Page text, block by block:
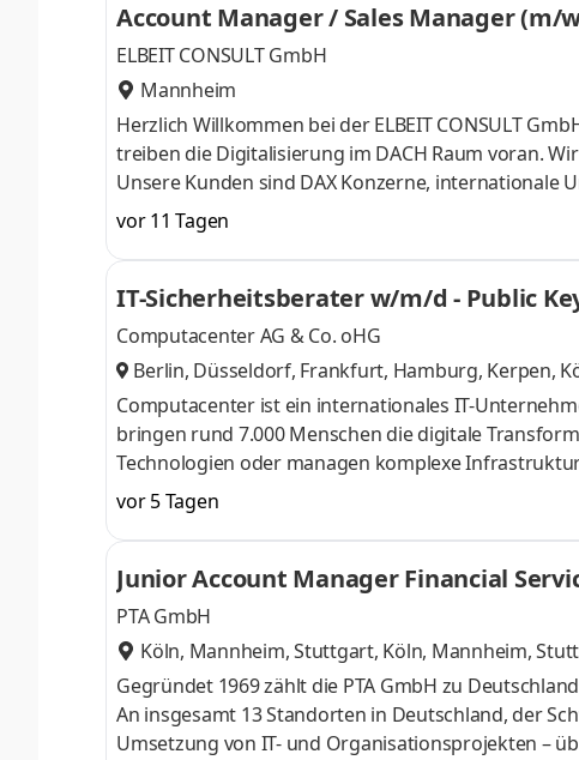
Account Manager / Sales Manager (m/
ELBEIT CONSULT GmbH
Mannheim
Herzlich Willkommen bei der ELBEIT CONSULT
treiben die Digitalisierung im DACH Raum voran.
Unsere Kunden sind DAX Konzerne,
mittelständische Unternehmen. Innerhalb von 8 (!)
Projektstellen. Als Team. Mit Sympathie. Unsere
unterstützen, ihre Digitalisierungsstrategie zu
Digitalisierung? Dann werde Teil v
vor 11 Tagen
IT-Sicherheitsberater w/m/d - Public
Computacenter AG & Co. oHG
Berlin, Düsseldorf, Frankfurt, Hamburg, Kerpen,
en, München, Nürnberg, Stuttgart,
Computacenter ist ein internationales IT-
bringen rund 7.000 Menschen die digitale
Technologien oder managen komplexe
große öffentliche Auftraggeber.Als unabhängiger
IBM, HP, Cisco, Intel) sind wir in allen relevanten
Künstlicher Intelligenz über agile Software-
das Beste an uns? Ganz
vor 5 Tagen
Junior Account Manager Financial
PTA GmbH
Köln, Mannheim, Stuttgart, Köln, Mannheim,
Gegründet 1969 zählt die PTA GmbH zu
An insgesamt 13 Standorten in Deutschland, der
Umsetzung von IT- und Organisationsprojekten –